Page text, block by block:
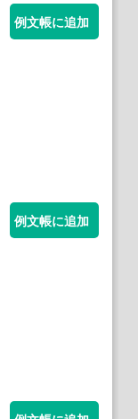
例文帳に追加
例文帳に追加